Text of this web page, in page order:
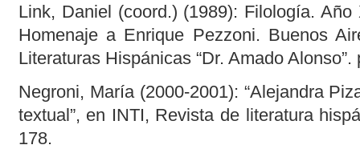
Link, Daniel (coord.) (1989): Filología.
Homenaje a Enrique Pezzoni. Buenos
Literaturas Hispánicas “Dr. Amado Alonso”.
Negroni, María (2000-2001): “Alejandra
textual”, en INTI, Revista de literatura
178.